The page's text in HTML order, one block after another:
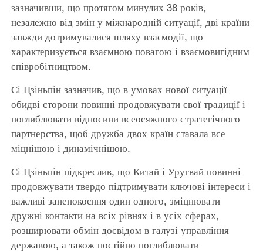
зазначивши, що протягом минулих 38 років,
незалежно від змін у міжнародній ситуації, дві країни
завжди дотримувалися шляху взаємодії, що
характеризується взаємною повагою і взаємовигідним
співробітництвом.
Сі Цзіньпін зазначив, що в умовах нової ситуації
обидві сторони повинні продовжувати свої традиції і
поглиблювати відносини всеосяжного стратегічного
партнерства, щоб дружба двох країн ставала все
міцнішою і динамічнішою.
Сі Цзіньпін підкреслив, що Китай і Уругвай повинні
продовжувати твердо підтримувати ключові інтереси і
важливі занепокоєння один одного, зміцнювати
дружні контакти на всіх рівнях і в усіх сферах,
розширювати обмін досвідом в галузі управління
державою, а також постійно поглиблювати